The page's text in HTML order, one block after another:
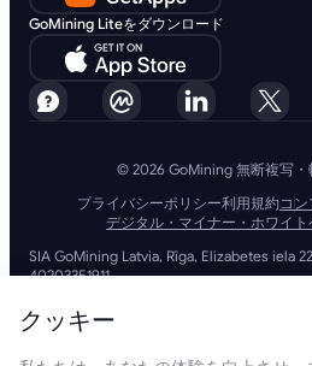
GoMining Liteをダウンロード
© 2026 GoMining 無断複写・
プライバシーポリシー利用規約 コ
デジタル・マイナー・ホワイト
SIA GoMining Latvia, Rīga, Elizabetes iela
40203351911
Tortola, British Virgin Islands, BVI会社番号:
BMINE BVI LIMITED, Trinity Chambers,
クッキー